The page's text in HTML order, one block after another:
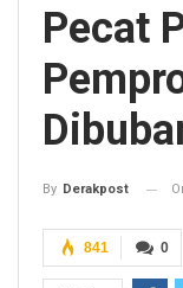
Pecat
By Derakpost
0
841